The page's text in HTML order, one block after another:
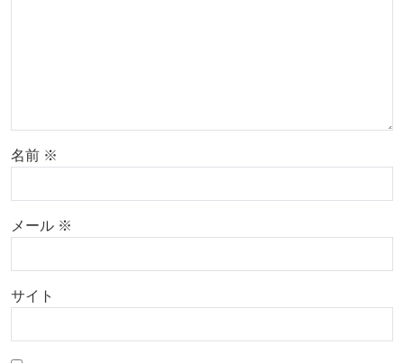
名前 ※
メール ※
サイト